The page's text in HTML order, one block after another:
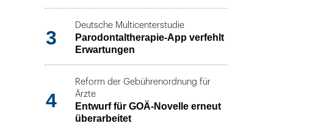
3
Deutsche Multicenterstudie
Parodontaltherapie-App verfehlt
Erwartungen
4
Reform der Gebührenordnung für
Ärzte
Entwurf für GOÄ-Novelle erneut
überarbeitet